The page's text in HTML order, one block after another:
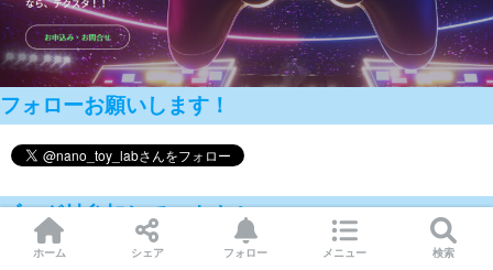
フォローお願いします！
ブログ村参加しています！
ホーム シェア フォロー メニュー 検索